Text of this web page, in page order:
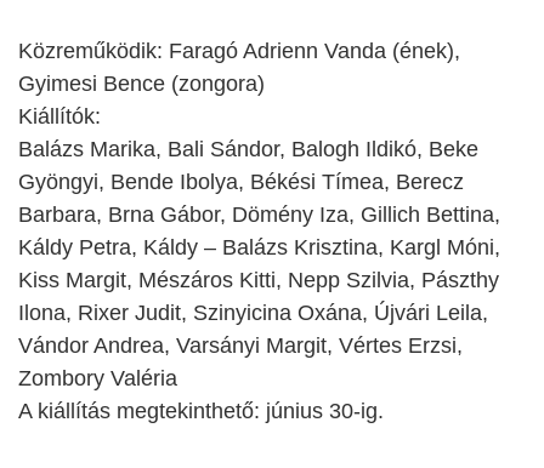
Közreműködik: Faragó Adrienn Vanda (ének),
Gyimesi Bence (zongora)
Kiállítók:
Balázs Marika, Bali Sándor, Balogh Ildikó, Beke
Gyöngyi, Bende Ibolya, Békési Tímea, Berecz
Barbara, Brna Gábor, Dömény Iza, Gillich Bettina,
Káldy Petra, Káldy – Balázs Krisztina, Kargl Móni,
Kiss Margit, Mészáros Kitti, Nepp Szilvia, Pászthy
Ilona, Rixer Judit, Szinyicina Oxána, Újvári Leila,
Vándor Andrea, Varsányi Margit, Vértes Erzsi,
Zombory Valéria
A kiállítás megtekinthető: június 30-ig.